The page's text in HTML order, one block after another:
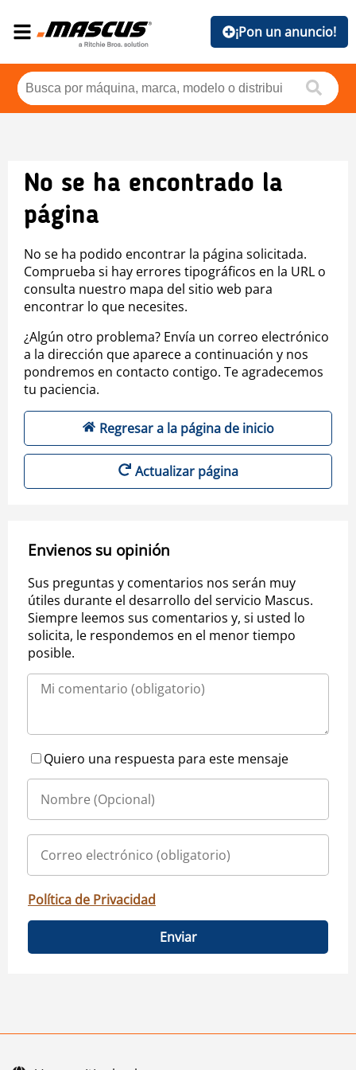
¡Pon un anuncio!
No se ha encontrado la
página
No se ha podido encontrar la página solicitada.
Comprueba si hay errores tipográficos en la URL o
consulta nuestro mapa del sitio web para
encontrar lo que necesites.
¿Algún otro problema? Envía un correo electrónico
a la dirección que aparece a continuación y nos
pondremos en contacto contigo. Te agradecemos
tu paciencia.
Regresar a la página de inicio
Actualizar página
Envienos su opinión
Sus preguntas y comentarios nos serán muy
útiles durante el desarrollo del servicio Mascus.
Siempre leemos sus comentarios y, si usted lo
solicita, le respondemos en el menor tiempo
posible.
Quiero una respuesta para este mensaje
Política de Privacidad
Enviar